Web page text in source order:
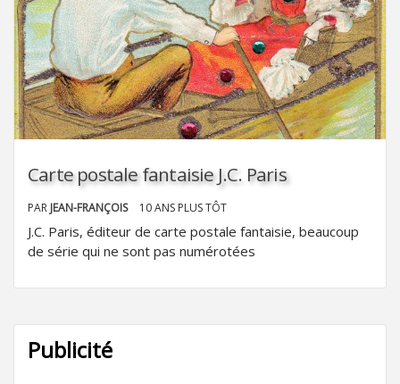
Carte postale fantaisie J.C. Paris
PAR JEAN-FRANÇOIS 10 ANS PLUS TÔT
J.C. Paris, éditeur de carte postale fantaisie, beaucoup
de série qui ne sont pas numérotées
Publicité